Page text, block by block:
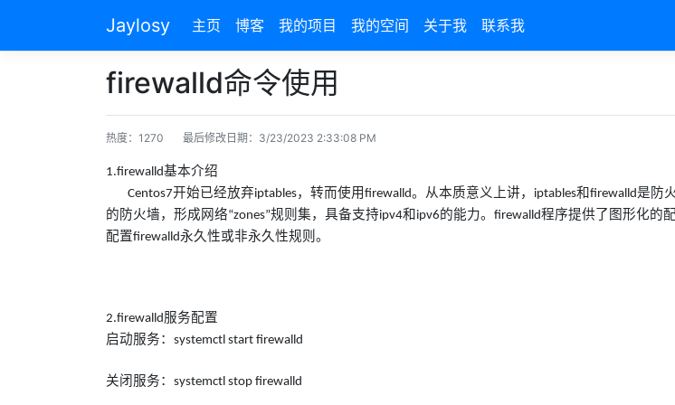
Jaylosy 主页 博客 我的项目 我的空间 关于我 联系我
firewalld命令使用
热度：1270 最后修改日期：3/23/2023 2:33:08 PM
1.firewalld基本介绍
Centos7开始已经放弃iptables，转而使用 firewalld。从本质意义上讲， iptables和firewalld是防
的防火墙，形成网络“zones”规则集，具备支持ipv4和 ipv6的能力。 firewalld程序提供了图形化的
配置firewalld永久性或非永久性规则。
2.firewalld服务配置
启动服务： systemctl start firewalld
关闭服务： systemctl stop firewalld